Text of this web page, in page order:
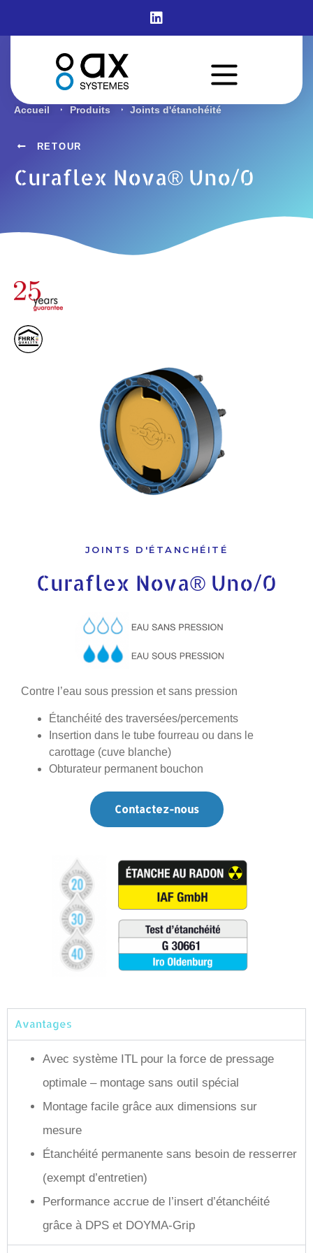
Curaflex Nova® Uno/0
RETOUR
Curaflex Nova® Uno/0
Accueil Produits Joints d'étanchéité
JOINTS D'ÉTANCHÉITÉ
Curaflex Nova® Uno/0
Contre l’eau sous pression et sans pression
Étanchéité des traversées/percements
Insertion dans le tube fourreau ou dans le
carottage (cuve blanche)
Obturateur permanent bouchon
Contactez-nous
Avantages
Avec système ITL pour la force de pressage
optimale – montage sans outil spécial
Montage facile grâce aux dimensions sur
mesure
Étanchéité permanente sans besoin de resserrer
(exempt d’entretien)
Performance accrue de l’insert d’étanchéité
grâce à DPS et DOYMA-Grip